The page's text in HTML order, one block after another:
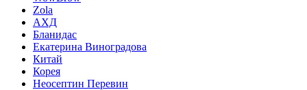
Zola
АХД
Бланидас
Екатерина Виноградова
Китай
Корея
Неосептин Перевин